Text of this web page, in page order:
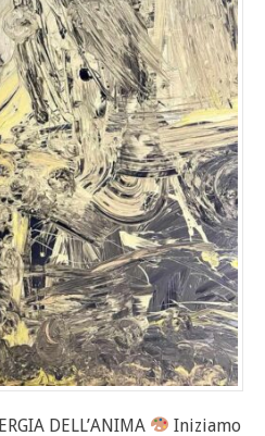
DELL’ANIMA Iniziamo